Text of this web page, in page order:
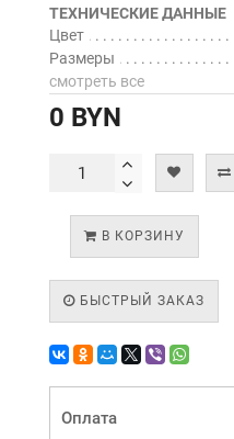
ТЕХНИЧЕСКИЕ ДАННЫЕ
Цвет
Размеры
смотреть все
0 BYN
В КОРЗИНУ
БЫСТРЫЙ ЗАКАЗ
Оплата